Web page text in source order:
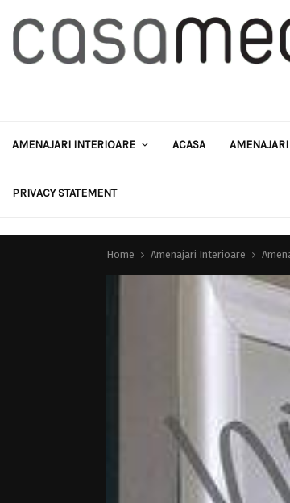
AMENAJARI INTERIOARE ACASA
PRIVACY STATEMENT
Home Amenajari Interioare